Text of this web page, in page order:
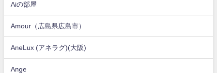
Aiの部屋
Amour（広島県広島市）
AneLux (アネラグ)(大阪)
Ange